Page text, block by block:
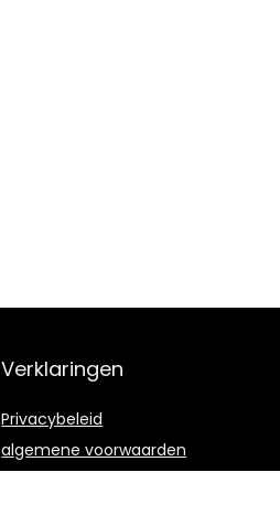
Verklaringen
Privacybeleid
algemene voorwaarden